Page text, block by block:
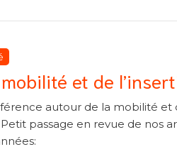
et de
autour de la mobilité et
passage en revue de nos